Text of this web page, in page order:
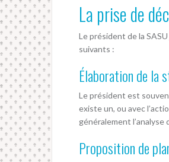
La prise de
Le président de la
suivants :
Élaboration de la
Le président est
existe un, ou avec
généralement
Proposition de